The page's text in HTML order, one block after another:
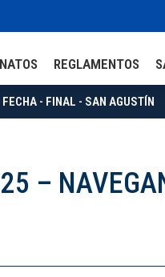
REGLAMENTOS
- FINAL - SAN AGUSTÍN
–